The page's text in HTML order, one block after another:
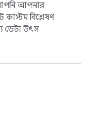
আপনার
কাস্টম বিশ্লেষণ
ডেটা উৎস